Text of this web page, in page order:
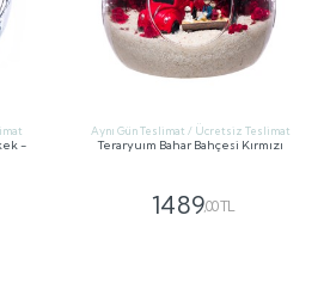
-
Aynı Gün Teslimat / Ücretsiz Teslimat
Teraryuım Bahar Bahçesi Kırmızı
1489,00 TL